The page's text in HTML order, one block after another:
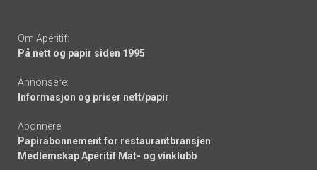
Om Apéritif:
På nett og papir siden 1995
Annonsere:
Informasjon og priser nett/papir
Abonnere:
Papirabonnement for restaurantbransjen
Medlemskap Apéritif Mat- og vinklubb